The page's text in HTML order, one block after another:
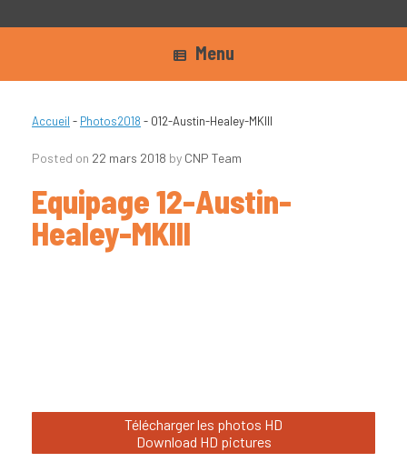
Menu
Accueil - Photos2018 - 012-Austin-Healey-MKIII
Posted on 22 mars 2018 by CNP Team
Equipage 12-Austin-
Healey-MKIII
Télécharger les photos HD
Download HD pictures